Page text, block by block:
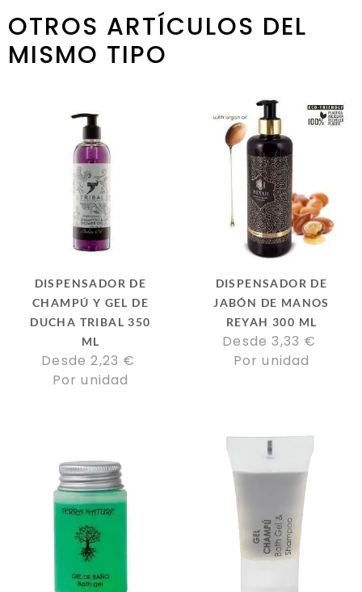
OTROS ARTÍCULOS DEL
MISMO TIPO
DISPENSADOR DE
CHAMPÚ Y GEL DE
DUCHA TRIBAL 350
ML
Desde 2,23 €
Por unidad
DISPENSADOR DE
JABÓN DE MANOS
REYAH 300 ML
Desde 3,33 €
Por unidad